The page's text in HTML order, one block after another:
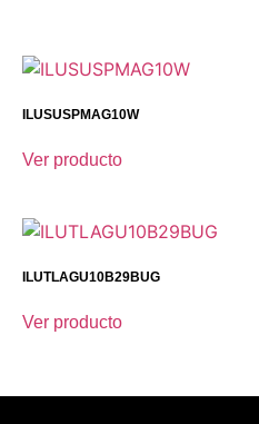
ILUSUSPMAG10W
Ver producto
ILUTLAGU10B29BUG
Ver producto